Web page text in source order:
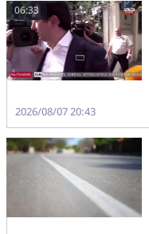
06:33
2026/08/07 20:43